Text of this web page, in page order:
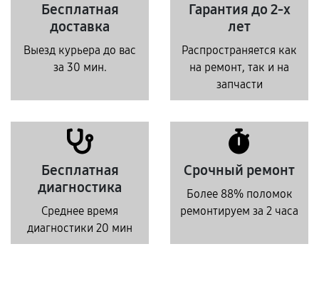
Бесплатная
доставка
Выезд курьера до вас
за 30 мин.
Гарантия до 2-х
лет
Распространяется как
на ремонт, так и на
запчасти
Бесплатная
диагностика
Среднее время
диагностики 20 мин
Срочный ремонт
Более 88% поломок
ремонтируем за 2 часа